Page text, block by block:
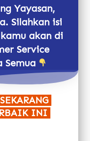
Yayasan,
Silahkan isi
akan di
Service
Semua
INI